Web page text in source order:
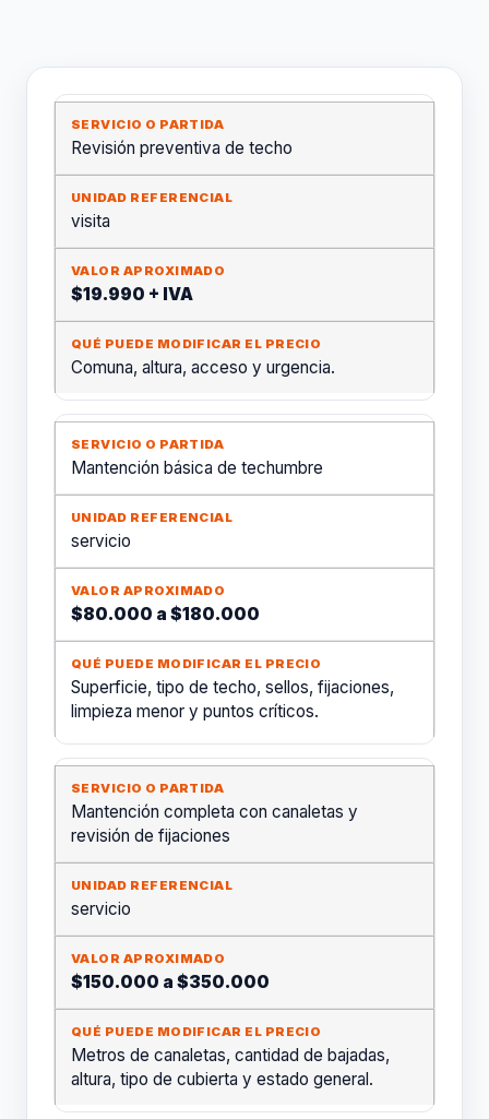
Revisión preventiva de techo
visita
$19.990 + IVA
Comuna, altura, acceso y urgencia.
Mantención básica de techumbre
servicio
$80.000 a $180.000
Superficie, tipo de techo, sellos, fijaciones,
limpieza menor y puntos críticos.
Mantención completa con canaletas y
revisión de fijaciones
servicio
$150.000 a $350.000
Metros de canaletas, cantidad de bajadas,
altura, tipo de cubierta y estado general.